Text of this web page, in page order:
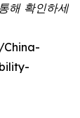
해 확인하세